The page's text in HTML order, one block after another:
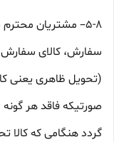
۵-۸– مشتریان
سفارش، کالای سفارش
(تحویل ظاهری یعنی
صورتیکه فاقد هر
گردد هنگامی که کالا